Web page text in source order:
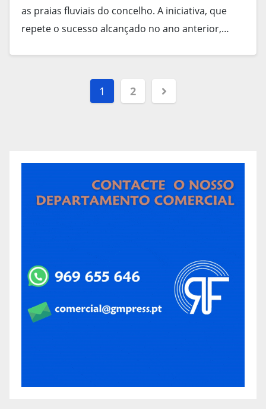
as praias fluviais do concelho. A iniciativa, que
repete o sucesso alcançado no ano anterior,…
Navegação
1 2